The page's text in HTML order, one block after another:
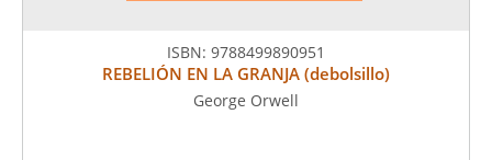
ISBN: 9788499890951
REBELIÓN EN LA GRANJA (debolsillo)
George Orwell